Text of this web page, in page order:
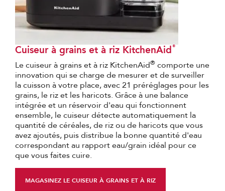
Cuiseur à grains et à riz KitchenAid®
Le cuiseur à grains et à riz KitchenAid® comporte une
innovation qui se charge de mesurer et de surveiller
la cuisson à votre place, avec 21 préréglages pour les
grains, le riz et les haricots. Grâce à une balance
intégrée et un réservoir d'eau qui fonctionnent
ensemble, le cuiseur détecte automatiquement la
quantité de céréales, de riz ou de haricots que vous
avez ajoutés, puis distribue la bonne quantité d'eau
correspondant au rapport eau/grain idéal pour ce
que vous faites cuire.
MAGASINEZ LE CUISEUR À GRAINS ET À RIZ